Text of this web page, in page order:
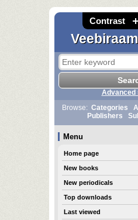
Contrast
Advanced
Browse: Categories
Publishers
Menu
Home page
New books
New periodicals
Top downloads
Last viewed